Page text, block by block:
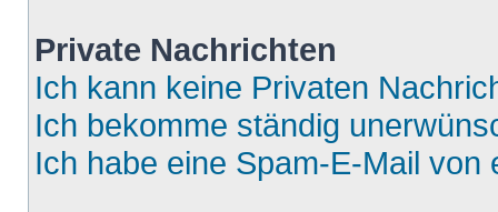
Private Nachrichten
Ich kann keine Privaten
Ich bekomme ständig
Ich habe eine Spam-E-Mail